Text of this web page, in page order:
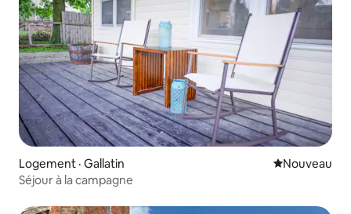
Logement · Gallatin Nouvel
Nouveau
Séjour à la campagne